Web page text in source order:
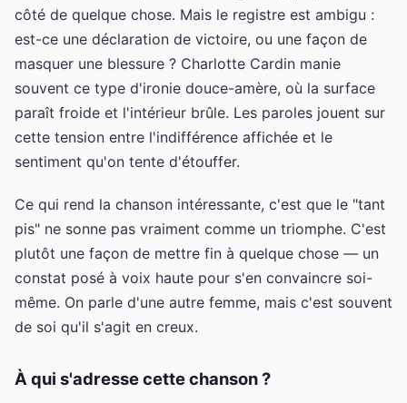
côté de quelque chose. Mais le registre est ambigu :
est-ce une déclaration de victoire, ou une façon de
masquer une blessure ? Charlotte Cardin manie
souvent ce type d'ironie douce-amère, où la surface
paraît froide et l'intérieur brûle. Les paroles jouent sur
cette tension entre l'indifférence affichée et le
sentiment qu'on tente d'étouffer.
Ce qui rend la chanson intéressante, c'est que le "tant
pis" ne sonne pas vraiment comme un triomphe. C'est
plutôt une façon de mettre fin à quelque chose — un
constat posé à voix haute pour s'en convaincre soi-
même. On parle d'une autre femme, mais c'est souvent
de soi qu'il s'agit en creux.
À qui s'adresse cette chanson ?